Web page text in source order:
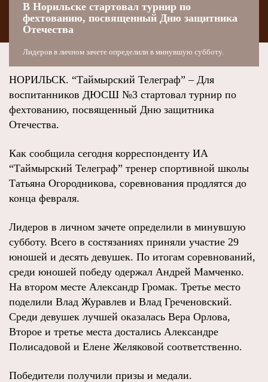
В Норильске стартовал турнир по
фехтованию, посвященный Дню защитника
Отечества
Лидеров в личном зачете определили в минувшую субботу.
НОРИЛЬСК. “Таймырский Телеграф” – Для
воспитанников ДЮСШ №3 стартовал турнир по
фехтованию, посвященный Дню защитника
Отечества.
Как сообщила сегодня корреспонденту ИА
“Таймырский Телеграф” тренер спортивной школы
Татьяна Огородникова, соревнования продлятся до
конца февраля.
Лидеров в личном зачете определили в минувшую
субботу. Всего в состязаниях приняли участие 29
юношей и десять девушек. По итогам соревнований,
среди юношей победу одержал Андрей Мамченко.
На втором месте Александр Громак. Третье место
поделили Влад Журавлев и Влад Греченовский.
Среди девушек лучшей оказалась Вера Орлова,
Второе и третье места достались Александре
Полисадовой и Елене Желяковой соответственно.
Победители получили призы и медали.